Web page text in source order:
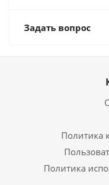
Задать вопрос
Политика
Политика